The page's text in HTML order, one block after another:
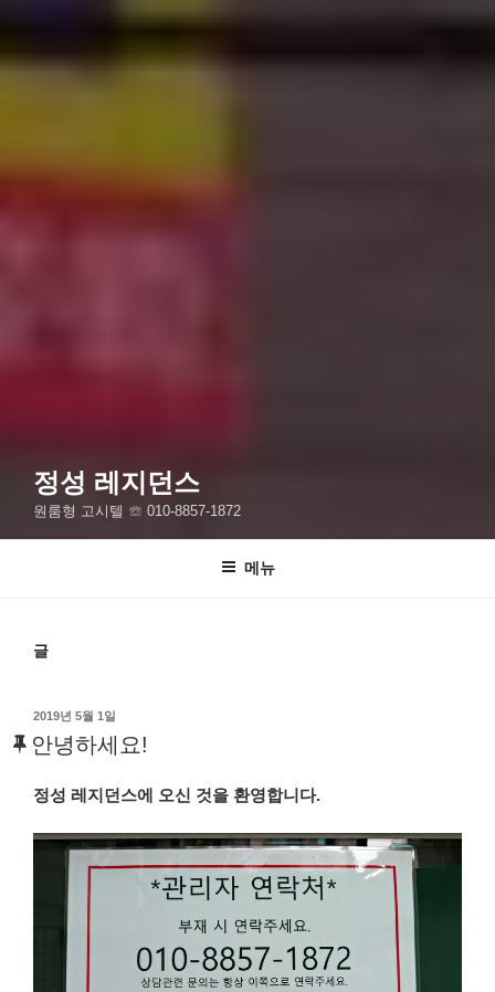
정성 레지던스
원룸형 고시텔 ☏ 010-8857-1872
메뉴
글
작
성
일
2019년 5월 1일
안녕하세요!
정성 레지던스에 오신 것을 환영합니다.